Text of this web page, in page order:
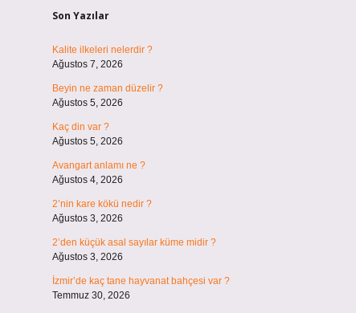
Son Yazılar
Kalite ilkeleri nelerdir ?
Ağustos 7, 2026
Beyin ne zaman düzelir ?
Ağustos 5, 2026
Kaç din var ?
Ağustos 5, 2026
Avangart anlamı ne ?
Ağustos 4, 2026
2’nin kare kökü nedir ?
Ağustos 3, 2026
2’den küçük asal sayılar küme midir ?
Ağustos 3, 2026
İzmir’de kaç tane hayvanat bahçesi var ?
Temmuz 30, 2026